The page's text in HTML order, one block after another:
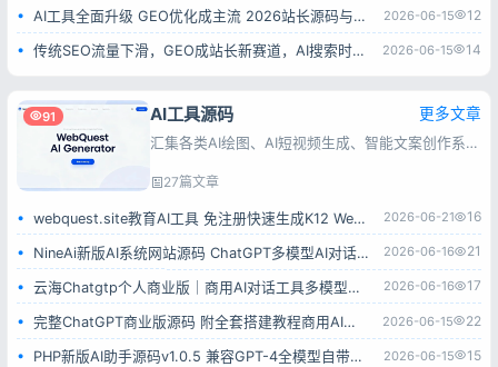
AI工具全面升级 GEO优化成主流 2026站长源码与工具赛道解析 2026-06-15 12
传统SEO流量下滑，GEO成站长新赛道，AI搜索时代该如何转型 2026-06-15 14
91 AI工具源码 更多文章
汇集各类AI绘图、AI短视频生成、智能文案创作系统源码，涵盖多接口对接、会员付费、流量变现类程序，源码完整可用，上手简单，方便搭建AI智能创作平台。
27篇文章
webquest.site教育AI工具 免注册快速生成K12 WebQuest教学任务 2026-06-21 16
NineAi新版AI系统网站源码 ChatGPT多模型AI对话绘画分销商用程序 2026-06-16 21
云海Chatgtp个人商业版｜商用AI对话工具多模型稳定无限制 2026-06-16 17
完整ChatGPT商业版源码 附全套搭建教程商用AI对话系统 2026-06-15 22
PHP新版AI助手源码v1.0.5 兼容GPT-4全模型自带AI绘画功能 2026-06-15 15